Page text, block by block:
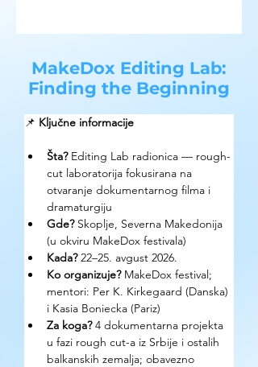
MakeDox Editing Lab:
Finding the Beginning
📌 Ključne informacije
Šta? Editing Lab radionica — rough-
cut laboratorija fokusirana na
otvaranje dokumentarnog filma i
dramaturgiju
Gde? Skoplje, Severna Makedonija
(u okviru MakeDox festivala)
Kada? 22–25. avgust 2026.
Ko organizuje? MakeDox festival;
mentori: Per K. Kirkegaard (Danska)
i Kasia Boniecka (Pariz)
Za koga? 4 dokumentarna projekta
u fazi rough cut-a iz Srbije i ostalih
balkanskih zemalja; obavezno